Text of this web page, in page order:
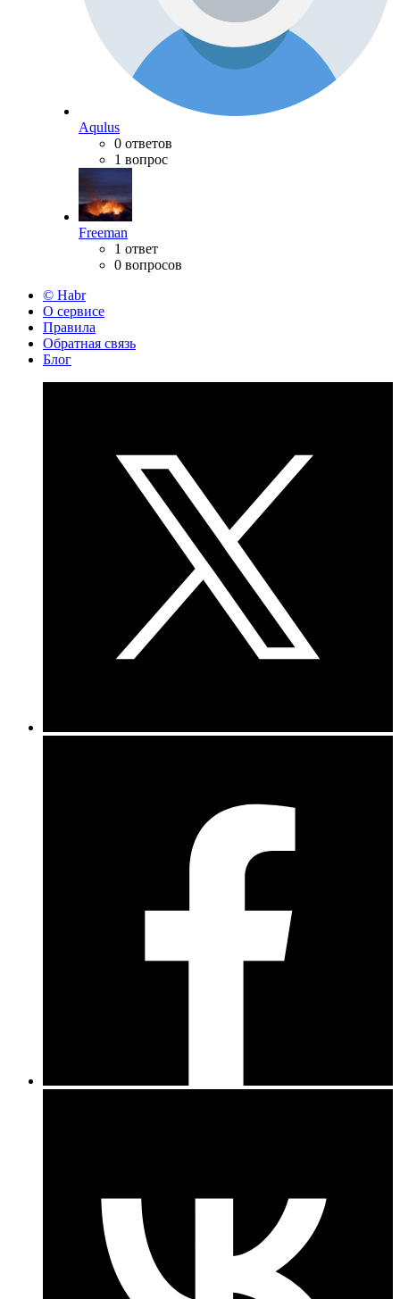
Aqulus
0 ответов
1 вопрос
Freeman
1 ответ
0 вопросов
© Habr
О сервисе
Правила
Обратная связь
Блог